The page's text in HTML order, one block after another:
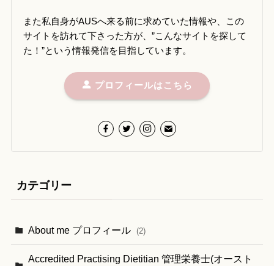
また私自身がAUSへ来る前に求めていた情報や、この
サイトを訪れて下さった方が、”こんなサイトを探して
た！”という情報発信を目指しています。
プロフィールはこちら
カテゴリー
About me プロフィール (2)
Accredited Practising Dietitian 管理栄養士(オースト